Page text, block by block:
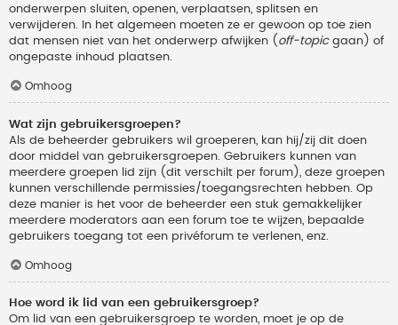
onderwerpen sluiten, openen, verplaatsen, splitsen en
verwijderen. In het algemeen moeten ze er gewoon op toe zien
dat mensen niet van het onderwerp afwijken ( off-topicgaan) of
ongepaste inhoud plaatsen.
Omhoog
Wat zijn gebruikersgroepen?
Als de beheerder gebruikers wil groeperen, kan hij/zij dit doen
door middel van gebruikersgroepen. Gebruikers kunnen van
meerdere groepen lid zijn (dit verschilt per forum), deze groepen
kunnen verschillende permissies/toegangsrechten hebben. Op
deze manier is het voor de beheerder een stuk gemakkelijker
meerdere moderators aan een forum toe te wijzen, bepaalde
gebruikers toegang tot een privéforum te verlenen, enz.
Omhoog
Hoe word ik lid van een gebruikersgroep?
Om lid van een gebruikersgroep te worden, moet je op de